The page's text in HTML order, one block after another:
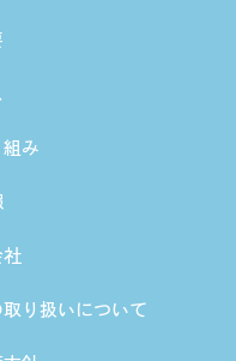
み
り扱いについて